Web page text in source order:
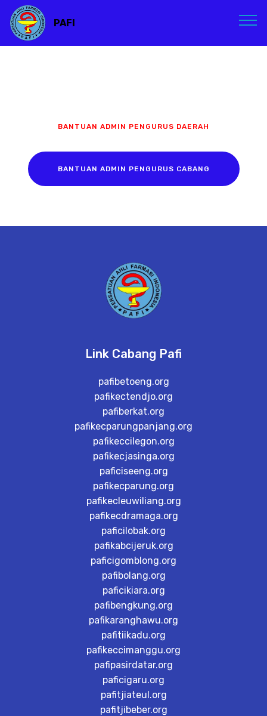
PAFI
BANTUAN ADMIN PENGURUS DAERAH
BANTUAN ADMIN PENGURUS CABANG
Link Cabang Pafi
pafibetoeng.org
pafikectendjo.org
pafiberkat.org
pafikecparungpanjang.org
pafikeccilegon.org
pafikecjasinga.org
paficiseeng.org
pafikecparung.org
pafikecleuwiliang.org
pafikecdramaga.org
paficilobak.org
pafikabcijeruk.org
paficigomblong.org
pafibolang.org
paficikiara.org
pafibengkung.org
pafikaranghawu.org
pafitiikadu.org
pafikeccimanggu.org
pafipasirdatar.org
paficigaru.org
pafitjiateul.org
pafitjibeber.org